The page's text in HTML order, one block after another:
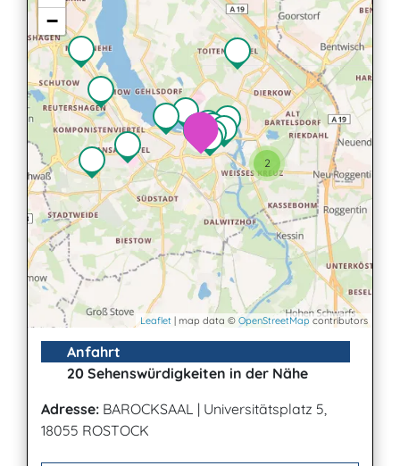
2
−
Leaflet | map data © OpenStreetMap contributors
Anfahrt
20 Sehenswürdigkeiten in der Nähe
Adresse: BAROCKSAAL | Universitätsplatz 5,
18055 ROSTOCK